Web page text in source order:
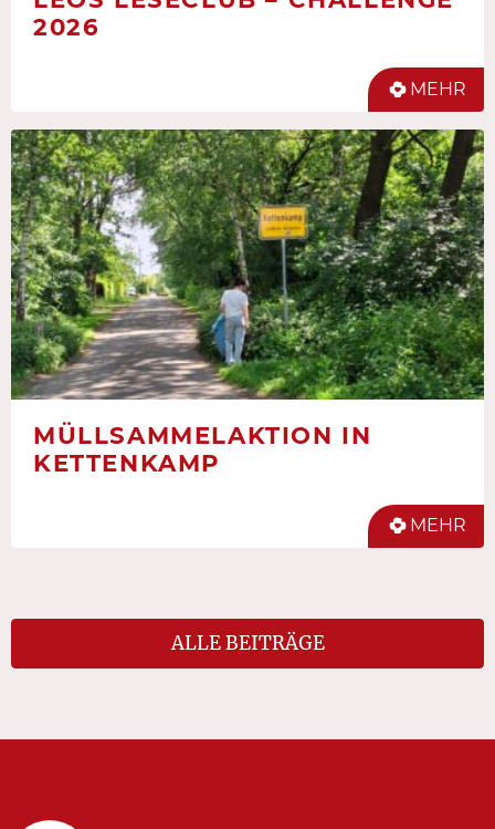
2026
MEHR
MÜLLSAMMELAKTION IN
KETTENKAMP
MEHR
ALLE BEITRÄGE